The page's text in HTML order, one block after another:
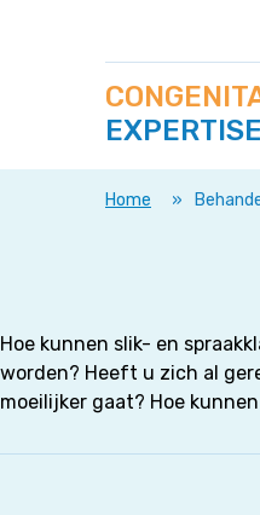
direct
naar
op
deze
site
Home »
Hoe kunnen slik- en
worden? Heeft u zich al
moeilijker gaat? Hoe